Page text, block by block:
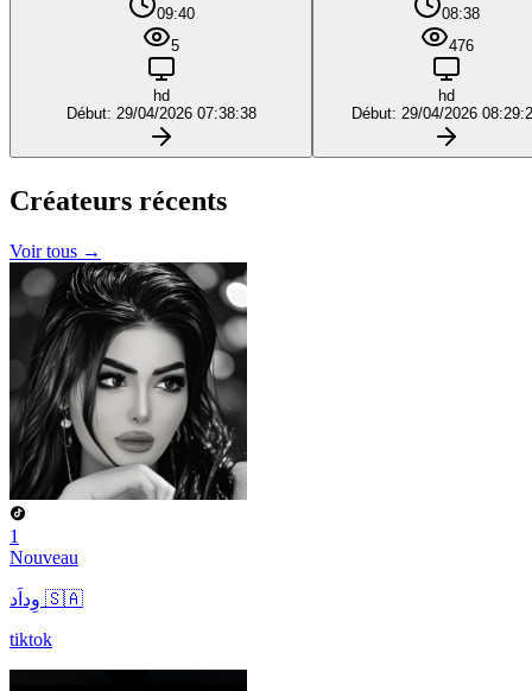
09:40
5
hd
Début: 29/04/2026 07:38:38
08:38
476
hd
Début: 29/04/2026
Créateurs récents
Voir tous →
1
Nouveau
وِداَد 🇸🇦
tiktok